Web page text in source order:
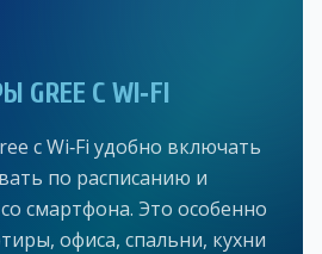
С WI‑FI
с Wi‑Fi удобно включать
по расписанию и
смартфона. Это особенно
офиса, спальни, кухни